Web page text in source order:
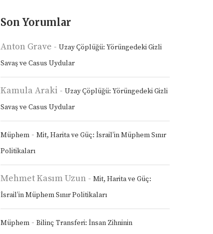
Son Yorumlar
Anton Grave - Uzay Çöplüğü: Yörüngedeki Gizli
Savaş ve Casus Uydular
Kamula Araki - Uzay Çöplüğü: Yörüngedeki Gizli
Savaş ve Casus Uydular
Müphem - Mit, Harita ve Güç: İsrail’in Müphem Sınır
Politikaları
Mehmet Kasım Uzun - Mit, Harita ve Güç:
İsrail’in Müphem Sınır Politikaları
Müphem - Bilinç Transferi: İnsan Zihninin